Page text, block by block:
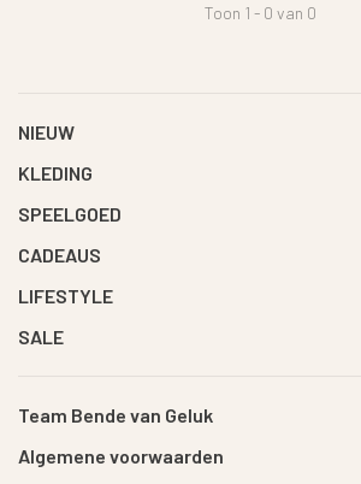
Toon 1 - 0 van 0
NIEUW
KLEDING
SPEELGOED
CADEAUS
LIFESTYLE
SALE
Team Bende van Geluk
Algemene voorwaarden